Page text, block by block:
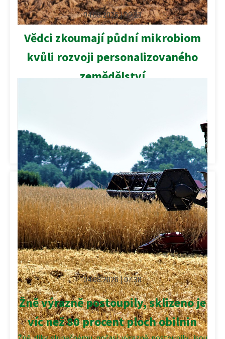
04.08.2026 | 09:23
Vědci zkoumají půdní mikrobiom
kvůli rozvoji personalizovaného
zemědělství
Kategorie:
Půda,Výzkum
04.08.2026 | 07:38
Žně výrazně postoupily, sklizeno je
víc než 80 procent ploch obilnin